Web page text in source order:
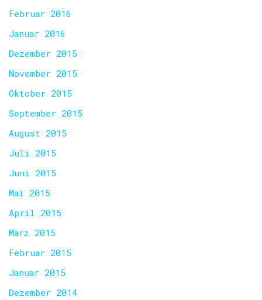
Februar 2016
Januar 2016
Dezember 2015
November 2015
Oktober 2015
September 2015
August 2015
Juli 2015
Juni 2015
Mai 2015
April 2015
März 2015
Februar 2015
Januar 2015
Dezember 2014